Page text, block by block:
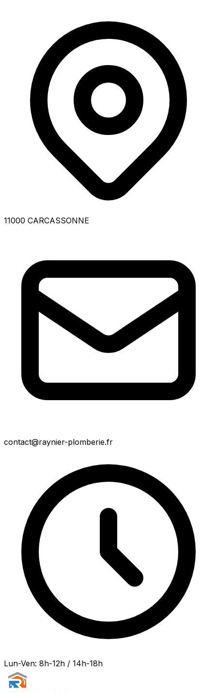
11000 CARCASSONNE
contact@raynier-plomberie.fr
Lun-Ven: 8h-12h / 14h-18h